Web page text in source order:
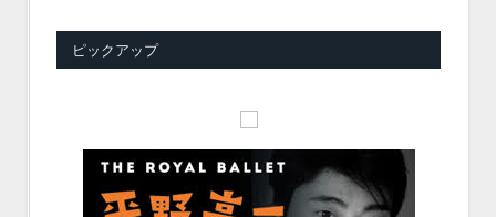
ピックアップ